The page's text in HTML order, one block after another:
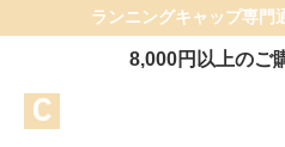
ランニングキャップ専門
8,000円以上のご